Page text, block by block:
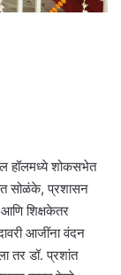
हॉलमध्ये शोकसभेत
सोळंके, प्रशासन
आणि शिक्षकेतर
आजींना वंदन
तर डॉ. प्रशांत